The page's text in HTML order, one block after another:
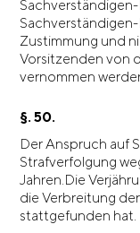
Zustimmung und
Vorsitzenden von
vernommen
§. 50.
Der Anspruch auf
Strafverfolgung
Jahren.Die
die Verbreitung
stattgefunden hat.